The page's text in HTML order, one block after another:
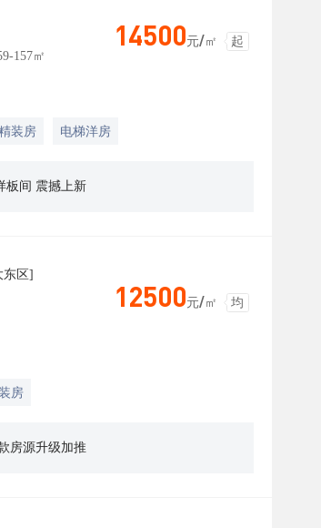
157㎡
14500元/㎡ 起
装房 电梯洋房
板间 震撼上新
东区]
12500元/㎡ 均
房
房源升级加推